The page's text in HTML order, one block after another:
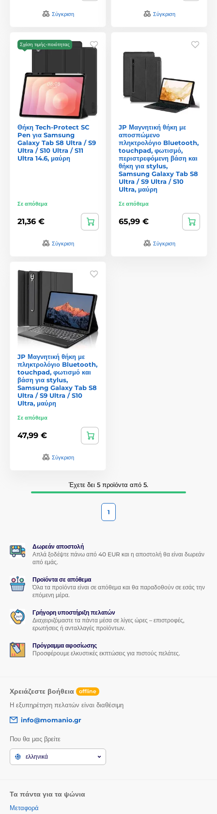
Σύγκριση Σύγκριση
Σχέση τιμής-ποιότητας
Θήκη Tech-Protect SC
Pen για Samsung
Galaxy Tab S8 Ultra / S9
Ultra / S10 Ultra / S11
Ultra 14.6, μαύρη
Σε απόθεμα
21,36 €
Σύγκριση
JP Μαγνητική θήκη με
αποσπώμενο
πληκτρολόγιο Bluetooth,
touchpad, φωτισμό,
περιστρεφόμενη βάση και
θήκη για stylus,
Samsung Galaxy Tab S8
Ultra / S9 Ultra / S10
Ultra, μαύρη
Σε απόθεμα
65,99 €
Σύγκριση
JP Μαγνητική θήκη με
πληκτρολόγιο Bluetooth,
touchpad, φωτισμό και
βάση για stylus,
Samsung Galaxy Tab S8
Ultra / S9 Ultra / S10
Ultra, μαύρη
Σε απόθεμα
47,99 €
Σύγκριση
Έχετε δει 5 προϊόντα από 5.
1
Δωρεάν αποστολή
Απλά ξοδέψτε πάνω από 40 EUR και η αποστολή θα είναι δωρεάν
από εμάς.
Προϊόντα σε απόθεμα
Όλα τα προϊόντα είναι σε απόθεμα και θα παραδοθούν σε εσάς την
επόμενη μέρα.
Γρήγορη υποστήριξη πελατών
Διαχειριζόμαστε τα πάντα μέσα σε λίγες ώρες – επιστροφές,
ερωτήσεις ή ανταλλαγές προϊόντων.
Πρόγραμμα αφοσίωσης
Προσφέρουμε ελκυστικές εκπτώσεις για πιστούς πελάτες.
Χρειάζεστε βοήθεια offline
Η εξυπηρέτηση πελατών είναι διαθέσιμη
info@momanio.gr
Που θα μας βρείτε
ελληνικά
Τα πάντα για τα ψώνια
Μεταφορά